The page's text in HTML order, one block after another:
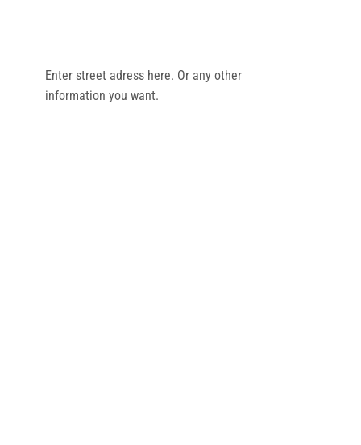
Enter street adress here. Or any other
information you want.